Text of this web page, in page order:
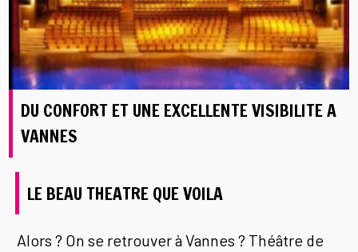
DU CONFORT ET UNE EXCELLENTE VISIBILITE A
VANNES
LE BEAU THEATRE QUE VOILA
Alors ? On se retrouver à Vannes ? Théâtre de